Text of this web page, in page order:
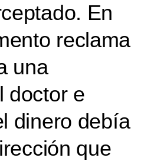
En
reclama
una
doctor e
dinero debía
que